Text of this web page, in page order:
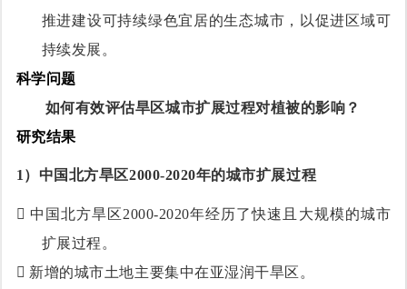
推进建设可持续绿色宜居的生态城市，以促进区域可
持续发展。
科学问题
如何有效评估旱区城市扩展过程对植被的影响 ？
研究结果
1） 中国北方旱区2000-2020年的城市扩展过程
 中国北方旱区2000-2020年经历了快速且大规模的城市
扩展过程。
 新增的城市土地主要集中在亚湿润干旱区。